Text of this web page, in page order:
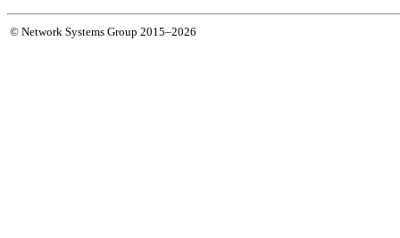
© Network Systems Group 2015–2026